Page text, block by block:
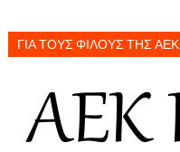
ΓΙΑ ΤΟΥΣ ΦΙΛΟΥΣ ΤΗΣ ΑΕΚ